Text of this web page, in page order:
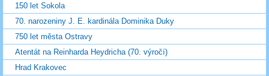
150 let Sokola
70. narozeniny J. E. kardinála Dominika Duky
750 let města Ostravy
Atentát na Reinharda Heydricha (70. výročí)
Hrad Krakovec